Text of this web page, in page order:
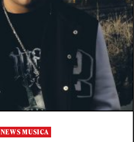
NEWS MUSICA